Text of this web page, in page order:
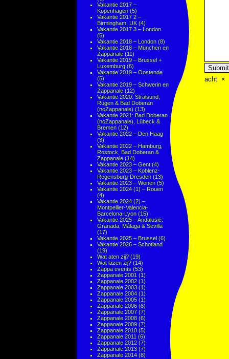
Vakantie 2017 –
Kopenhagen (5)
Vakantie 2017 2 –
Birmingham, UK (4)
Vakantie 2017 3 – London
(5)
Vakantie 2018 – London (8)
Vakantie 2018 – München en
Zappanale (11)
Vakantie 2019 – Brussel +
Luxemburg (6)
Vakantie 2019 – Oostende
(5)
Vakantie 2019 – Schwerin en
Zappanale (12)
Vakantie 2020: Stralsund,
Rügen & Bad Doberan
(noZappanale) (13)
Vakantie 2021: Bad Doberan
(noZappanale), Lübeck &
Bremen (12)
Vakantie 2022 – Den Haag
(3)
Vakantie 2022 – Hamburg,
Rostock, Bad Doberan &
Zappanale (14)
Vakantie 2023 – Gent (4)
Vakantie 2023 – Koblenz-
Regensburg-Dresden (13)
Vakantie 2023 – Wenen (5)
Vakantie 2024 (1) – Rouen
(4)
Vakantie 2024 (2) –
Montpellier-Valencia-
Barcelona-Lyon (15)
Vakantie 2025 – Andalusië:
Granada, Málaga & Sevilla
(17)
Vakantie 2025 – Brussel (6)
Vakantie 2026 – Schotland
(19)
Wat aten zij? (19)
Wat lazen zij? (14)
Zappa events (53)
Zappanale 2001 (1)
Zappanale 2002 (1)
Zappanale 2003 (1)
Zappanale 2004 (1)
Zappanale 2005 (1)
Zappanale 2006 (6)
Zappanale 2007 (7)
Zappanale 2008 (6)
Zappanale 2009 (7)
Zappanale 2010 (5)
Zappanale 2011 (6)
Zappanale 2012 (7)
Zappanale 2013 (7)
Zappanale 2014 (8)
acht ×